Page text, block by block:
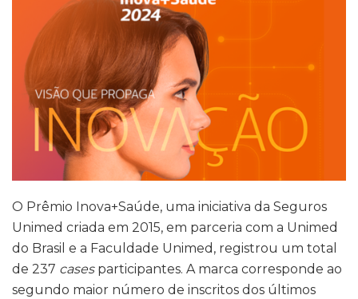
O Prêmio Inova+Saúde, uma iniciativa da Seguros
Unimed criada em 2015, em parceria com a Unimed
do Brasil e a Faculdade Unimed, registrou um total
de 237 casesparticipantes. A marca corresponde ao
segundo maior número de inscritos dos últimos